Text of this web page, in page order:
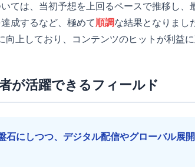
ては、当初予想を上回るペースで推移し、
成するなど、極めて順調な結果となりまし
向上しており、コンテンツのヒットが利益
が活躍できるフィールド
石にしつつ、デジタル配信やグローバル展